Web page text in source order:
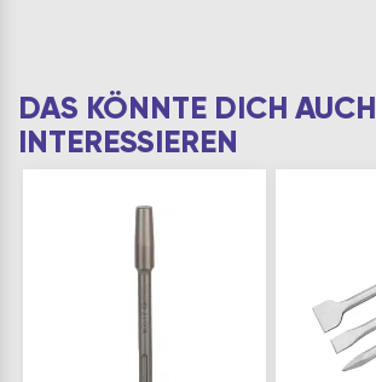
DAS KÖNNTE DICH AUCH
INTERESSIEREN